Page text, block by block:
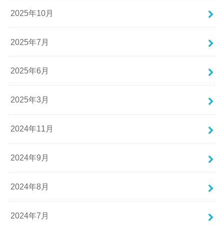
2025年10月
2025年7月
2025年6月
2025年3月
2024年11月
2024年9月
2024年8月
2024年7月